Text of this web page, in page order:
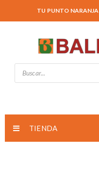
TU PUNTO NARANJA
TIENDA